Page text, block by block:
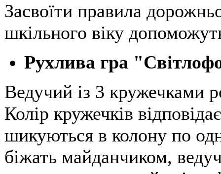
Засвоїти правила
шкільного віку
Рухлива гра
Ведучий із 3 кружечками
Колір кружечків
шикуються в колону по
біжать майданчиком,